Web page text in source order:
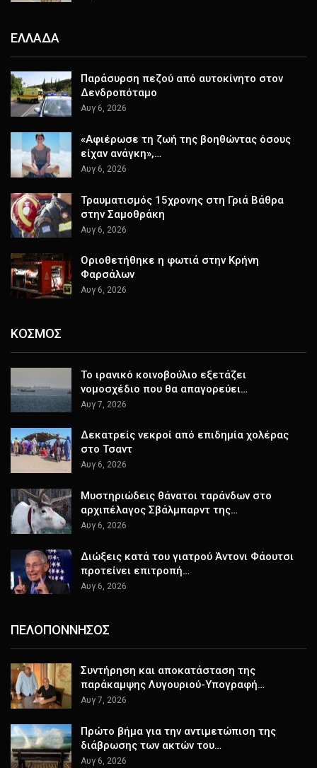
ΕΛΛΑΔΑ
Παράσυρση πεζού από αυτοκίνητο στον
Δενδροπόταμο
Αυγ 6, 2026
«Αφιέρωσε τη ζωή της βοηθώντας όσους
είχαν ανάγκη»,…
Αυγ 6, 2026
Τραυματισμός 15χρονης στη Γριά Βάθρα
στην Σαμοθράκη
Αυγ 6, 2026
Οριοθετήθηκε η φωτιά στην Κρήνη
Φαρσάλων
Αυγ 6, 2026
ΚΟΣΜΟΣ
Το ιρανικό κοινοβούλιο εξετάζει
νομοσχέδιο που θα απαγορεύει…
Αυγ 7, 2026
Δεκατρείς νεκροί από επιδημία χολέρας
στο Τσαντ
Αυγ 6, 2026
Μυστηριώδεις θάνατοι ταράνδων στο
αρχιπέλαγος Σβάλμπαρντ της…
Αυγ 6, 2026
Διώξεις κατά του γιατρού Άντονι Φάουτσι
προτείνει επιτροπή…
Αυγ 6, 2026
ΠΕΛΟΠΟΝΝΗΣΟΣ
Συντήρηση και αποκατάσταση της
παράκαμψης Λυγουριού-Υπογραφή…
Αυγ 7, 2026
Πρώτο βήμα για την αντιμετώπιση της
διάβρωσης των ακτών του…
Αυγ 6, 2026